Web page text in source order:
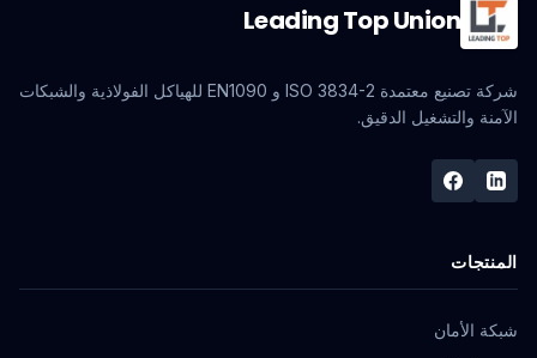
Leading Top Union
شركة تصنيع معتمدة ISO 3834-2 و EN1090 للهياكل الفولاذية والشبكات
الآمنة والتشغيل الدقيق.
المنتجات
شبكة الأمان